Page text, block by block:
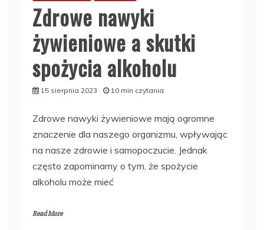
Zdrowe nawyki
żywieniowe a skutki
spożycia alkoholu
15 sierpnia 2023 10 min czytania
Zdrowe nawyki żywieniowe mają ogromne
znaczenie dla naszego organizmu, wpływając
na nasze zdrowie i samopoczucie. Jednak
często zapominamy o tym, że spożycie
alkoholu może mieć
Read More